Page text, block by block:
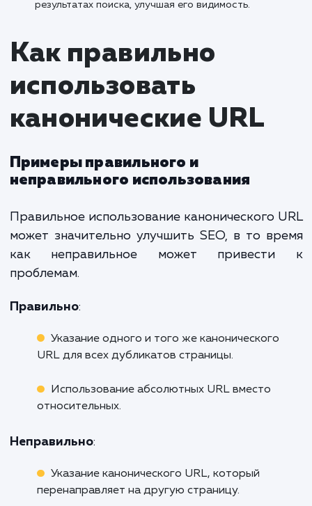
понять, какую версию страницы
дублирования в результатах поиска.
Почему канонические URL важны
проблем с дублированием контента и
ссылочного веса.
роботам быстрее и эффективнее индексировать
результатах поиска, улучшая его видимость.
Как правильно
использовать
канонические URL
неправильного использования
Правильное использование канонического
может значительно улучшить SEO, в то